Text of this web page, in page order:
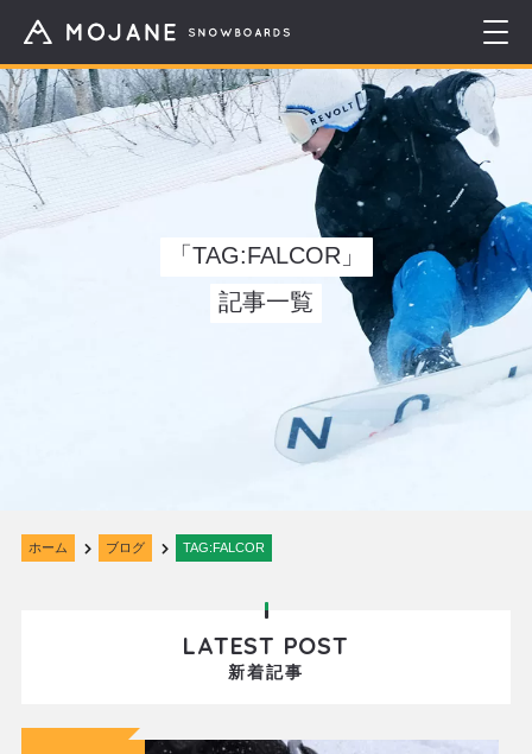
「TAG:FALCOR」
記事一覧
ホーム ブログ TAG:FALCOR
LATEST POST
新着記事